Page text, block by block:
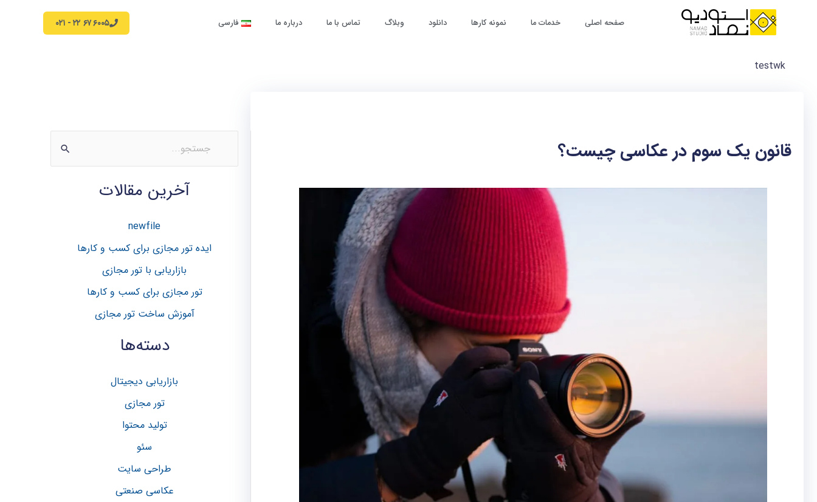
صفحه اصلی خدمات ما نمونه کارها دانلود وبلاگ تماس با ما درباره ما فارسی ۶۰۰۵ ۶۷ ۲۲ - ۰۲۱
testwk
قانون یک سوم در عکاسی چیست؟
س
آخرین مقالات
newfile
ایده تور مجازی برای کسب و کارها
بازاریابی با تور مجازی
تور مجازی برای کسب و کار‌ها
آموزش ساخت تور مجازی
دسته‌ها
بازاریابی دیجیتال
تور مجازی
تولید محتوا
سئو
طراحی سایت
عکاسی صنعتی